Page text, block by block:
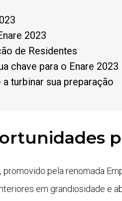
2023
de Residentes
chave para o Enare 2023
turbinar sua preparação
pela renomada
em grandiosidade e